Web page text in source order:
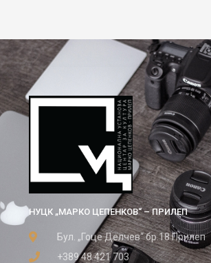
НУЦК „МАРКО ЦЕПЕНКОВ“ – ПРИЛЕП
Бул. „Гоце Делчев“ бр.18 Прилеп
+389 48 421 703